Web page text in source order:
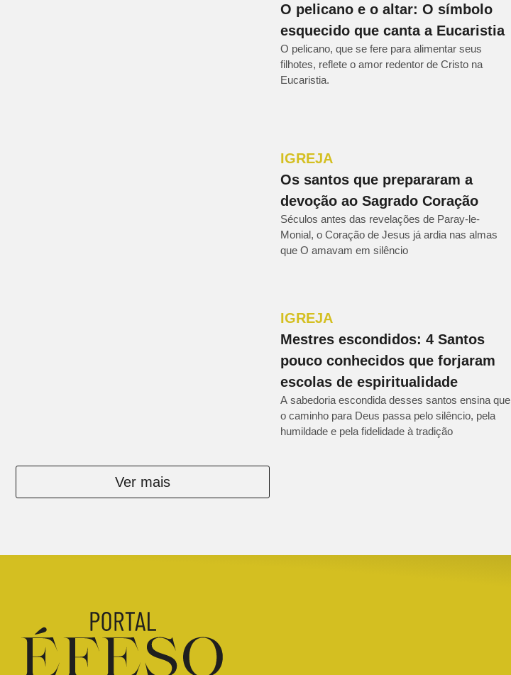
O pelicano e o altar: O símbolo
esquecido que canta a Eucaristia
O pelicano, que se fere para alimentar seus
filhotes, reflete o amor redentor de Cristo na
Eucaristia.
IGREJA
Os santos que prepararam a
devoção ao Sagrado Coração
Séculos antes das revelações de Paray-le-
Monial, o Coração de Jesus já ardia nas almas
que O amavam em silêncio
IGREJA
Mestres escondidos: 4 Santos
pouco conhecidos que forjaram
escolas de espiritualidade
A sabedoria escondida desses santos ensina que
o caminho para Deus passa pelo silêncio, pela
humildade e pela fidelidade à tradição
Ver mais